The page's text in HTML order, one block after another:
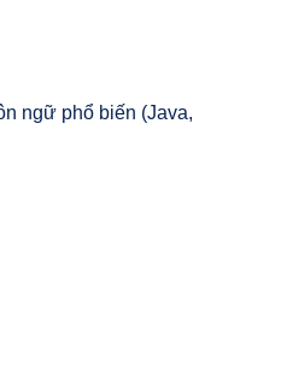
ngữ phổ biến (Java,